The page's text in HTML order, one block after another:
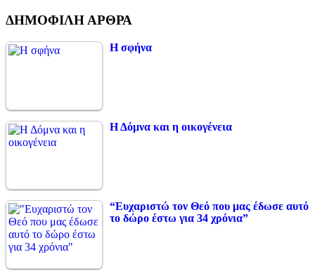
ΔΗΜΟΦΙΛΗ ΑΡΘΡΑ
Η σφήνα
Η Δόμνα και η οικογένεια
“Ευχαριστώ τον Θεό που μας έδωσε αυτό
το δώρο έστω για 34 χρόνια”